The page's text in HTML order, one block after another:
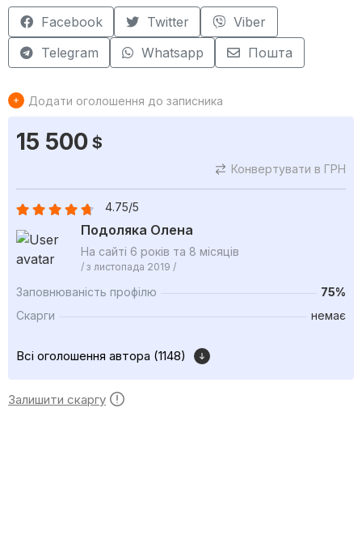
Facebook Twitter
Viber
Telegram
Whatsapp Пошта
Додати оголошення до записника
15 500 $
Конвертувати в ГРН
4.75/5
Подоляка Олена
На сайті 6 років та 8 місяців
/ з листопада 2019 /
Заповнюваність профілю
75%
Скарги
немає
Всі оголошення автора (1148)
Залишити скаргу